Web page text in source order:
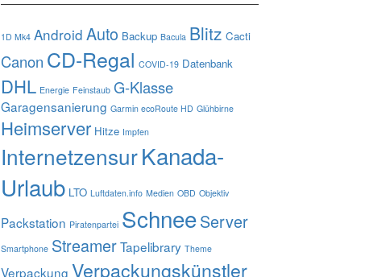
1D Mk4 Android Auto Backup Bacula Blitz Cacti
Canon CD-Regal COVID-19 Datenbank
DHL Energie Feinstaub G-Klasse
Garagensanierung Garmin ecoRoute HD Glühbirne
Heimserver Hitze Impfen
InternetzensurKanada-
Urlaub LTO Luftdaten.info Medien OBD Objektiv
Packstation Piratenpartei SchneeServer
Smartphone StreamerTapelibrary Theme
Verpackung Verpackungskünstler